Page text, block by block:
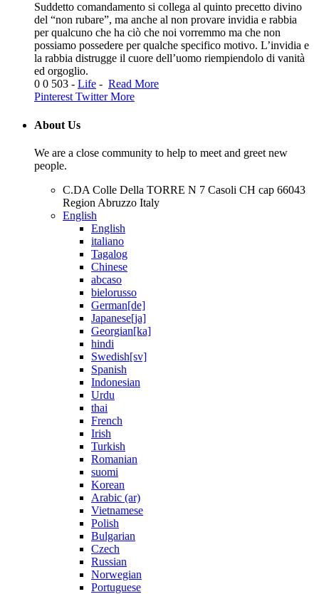
Suddetto comandamento si collega al quinto precetto divino
del “non rubare”, ma anche al non provare invidia e rabbia
per qualcuno che ha ciò che noi vorremmo ma che non
possiamo possedere per qualche specifico motivo. L’invidia e
la rabbia distrugge il cuore dell’uomo riempiendolo di vanità
ed orgoglio.
0 0 503 - Life - Read More
PinterestTwitterMore
About Us
We are a close community to help to meet and greet new
people.
C.DA Colle Della TORRE N 7 Casoli CH cap 66043
Region Abruzzo Italy
English
English
italiano
Tagalog
Chinese
abcaso
bielorusso
German[de]
Japanese[ja]
Georgian[ka]
hindi
Swedish[sv]
Spanish
Indonesian
Urdu
thai
French
Irish
Turkish
Romanian
suomi
Korean
Arabic (ar)
Vietnamese
Polish
Bulgarian
Czech
Russian
Norwegian
Portuguese